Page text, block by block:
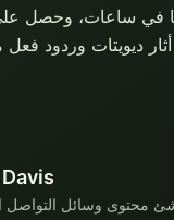
في ساعات، وحصل على
محتوى وسائل التواصل